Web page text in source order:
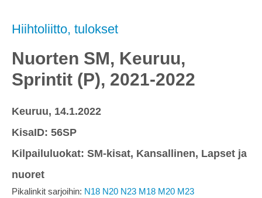
Hiihtoliitto, tulokset
Nuorten SM, Keuruu,
Sprintit (P), 2021-2022
Keuruu, 14.1.2022
KisaID: 56SP
Kilpailuluokat: SM-kisat, Kansallinen, Lapset ja
nuoret
Pikalinkit sarjoihin: N18 N20 N23 M18 M20 M23